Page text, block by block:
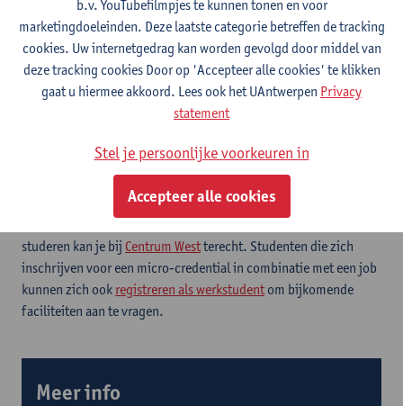
Voor wie?
Deze micro-credential staat open voor iedereen die
geschiedenis van de Nieuwste Tijd in het bijzonder.
Een micro-credential combineren met je job?
studeren kan je bij Centrum Westterecht. Studenten die zich
inschrijven voor een micro-credential in combinatie met een job
kunnen zich ook registreren als werkstudentom bijkomende
faciliteiten aan te vragen.
Meer info
b.v. YouTubefilmpjes te kunnen tonen en voor
marketingdoeleinden. Deze laatste categorie betreffen de tracking
cookies. Uw internetgedrag kan worden gevolgd door middel van
deze tracking cookies Door op 'Accepteer alle cookies' te klikken
gaat u hiermee akkoord. Lees ook het UAntwerpen Privacy
statement
Stel je persoonlijke voorkeuren in
Accepteer alle cookies